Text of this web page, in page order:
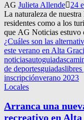
AG Julieta Allende 24
La naturaleza de
residentes como a los
que AG Noticias estuvo
¿Cuáles son las
este verano en Alta
noticiasautoguiadas
de deportesguiadaslibres
inscripciónverano 2023
Locales
Arranca una
recreativo en